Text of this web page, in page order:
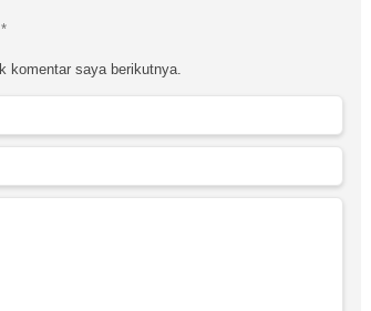
*
komentar saya berikutnya.